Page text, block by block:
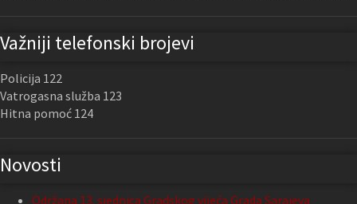
Važniji telefonski brojevi
Policija 122
Vatrogasna služba 123
Hitna pomoć 124
Novosti
Održana 13. sjednica Gradskog vijeća Grada Sarajeva